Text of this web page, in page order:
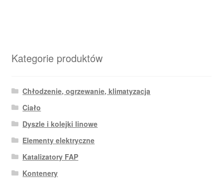
Kategorie produktów
Chłodzenie, ogrzewanie, klimatyzacja
Ciało
Dyszle i kolejki linowe
Elementy elektryczne
Katalizatory FAP
Kontenery